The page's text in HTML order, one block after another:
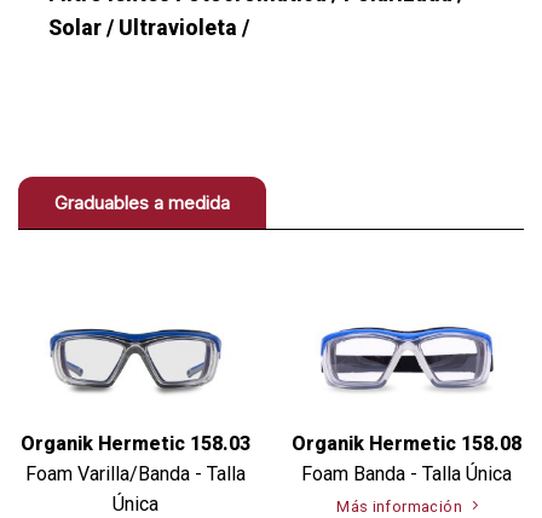
Solar / Ultravioleta /
Graduables a medida
Organik Hermetic 158.03
Foam Varilla/Banda - Talla
Única
Organik Hermetic 158.08
Foam Banda - Talla Única
Más información